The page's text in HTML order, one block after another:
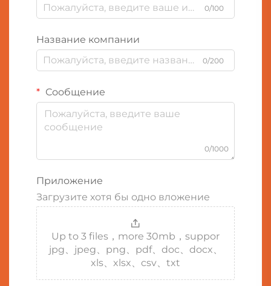
0/100
Название компании
0/200
Сообщение
0/1000
Приложение
Загрузите хотя бы одно вложение
Up to 3 files，more 30mb，suppor
jpg、jpeg、png、pdf、doc、docx、
xls、xlsx、csv、txt